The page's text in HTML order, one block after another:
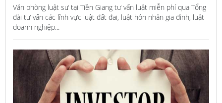
Văn phòng luật sư tại Tiền Giang tư vấn luật miễn phí qua Tổng
đài tư vấn các lĩnh vực luật đất đai, luật hôn nhân gia đình, luật
doanh nghiệp...